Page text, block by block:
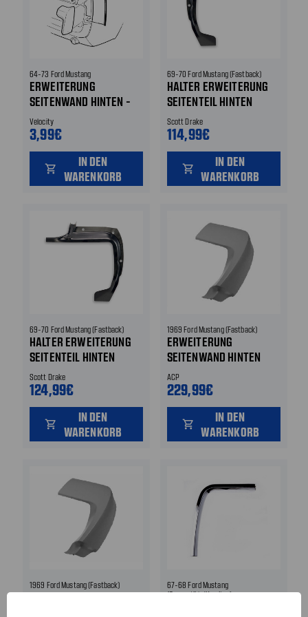
64-73 Ford Mustang
ERWEITERUNG
SEITENWAND HINTEN -
DICHTUNG
Velocity
3,99€
shopping_cart
IN DEN
WARENKORB
69-70 Ford Mustang (Fastback)
HALTER ERWEITERUNG
SEITENTEIL HINTEN
HINTEN LINKS
Scott Drake
114,99€
shopping_cart
IN DEN
WARENKORB
69-70 Ford Mustang (Fastback)
HALTER ERWEITERUNG
SEITENTEIL HINTEN
HINTEN RECHTS
Scott Drake
124,99€
shopping_cart
IN DEN
WARENKORB
1969 Ford Mustang (Fastback)
ERWEITERUNG
SEITENWAND HINTEN
HINTEN LINKS
ACP
229,99€
shopping_cart
IN DEN
WARENKORB
1969 Ford Mustang (Fastback)
ERWEITERUNG
67-68 Ford Mustang
(Convertible/Hardtop)